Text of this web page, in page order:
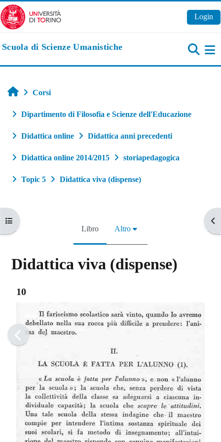
Vai al contenuto principale
Login
Scuola di Scienze Umanistiche
Apri indice del corso
Home
Corsi
Dipartimento di Filosofia e Scienze dell'Educazione
Didattica online Didattica anni precedenti
Didattica online 2014/2015 storiapedagogica
Topic 5 Didattica viva (dispense)
Libro Altro
Didattica viva (dispense)
10